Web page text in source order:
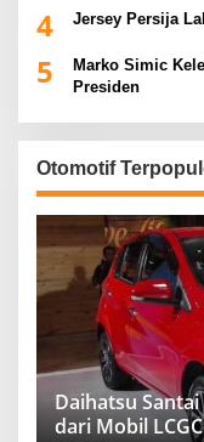
4 Jersey Persija
5
Marko Simic
Presiden
Otomotif
Daihatsu
dari Mobil LCGC